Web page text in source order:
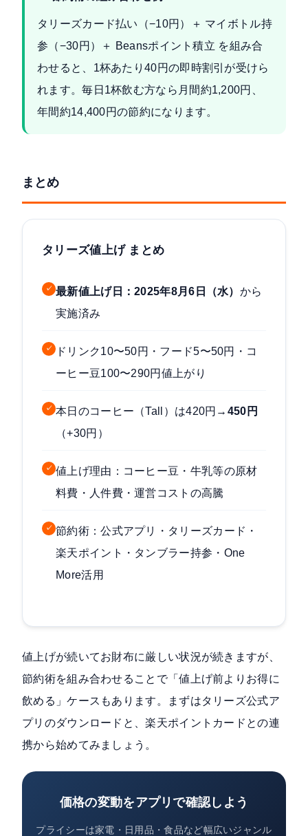
タリーズカード払い（−10円）＋ マイボトル持
参（−30円）＋ Beansポイント積立 を組み合
わせると、1杯あたり40円の即時割引が受けら
れます。毎日1杯飲む方なら月間約1,200円、
年間約14,400円の節約になります。
まとめ
タリーズ値上げ まとめ
✓ 最新値上げ日：2025年8月6日（水） から
実施済み
✓
ドリンク10〜50円・フード5〜50円・コ
ーヒー豆100〜290円値上がり
✓ 本日のコーヒー（Tall）は420円→ 450円
（+30円）
✓ 値上げ理由：コーヒー豆・牛乳等の原材
料費・人件費・運営コストの高騰
✓ 節約術：公式アプリ・タリーズカード・
楽天ポイント・タンブラー持参・One
More活用
値上げが続いてお財布に厳しい状況が続きますが、
節約術を組み合わせることで「値上げ前よりお得に
飲める」ケースもあります。まずはタリーズ公式ア
プリのダウンロードと、楽天ポイントカードとの連
携から始めてみましょう。
価格の変動をアプリで確認しよう
プライシーは家電・日用品・食品など幅広いジャンル